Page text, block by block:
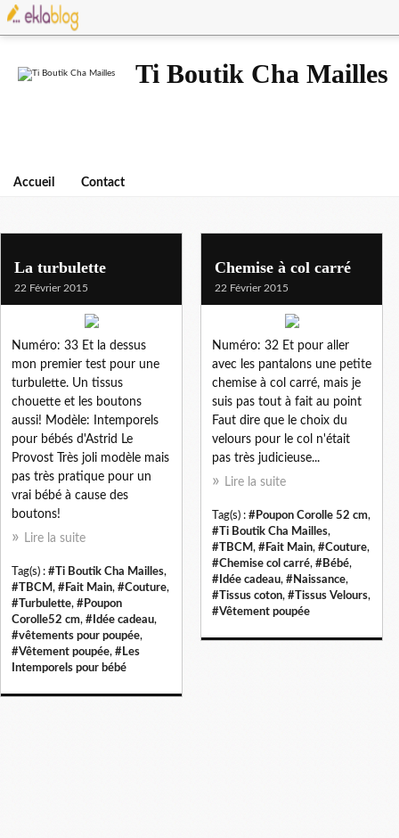
Ti Boutik Cha Mailles
Accueil Contact
La turbulette
22 Février 2015
Numéro: 33 Et la dessus
mon premier test pour une
turbulette. Un tissus
chouette et les boutons
aussi! Modèle: Intemporels
pour bébés d'Astrid Le
Provost Très joli modèle mais
pas très pratique pour un
vrai bébé à cause des
boutons!
Lire la suite
Tag(s) : #Ti Boutik Cha Mailles,
#TBCM, #Fait Main, #Couture,
#Turbulette, #Poupon
Corolle52 cm, #Idée cadeau,
#vêtements pour poupée,
#Vêtement poupée, #Les
Intemporels pour bébé
Chemise à col carré
22 Février 2015
Numéro: 32 Et pour aller
avec les pantalons une petite
chemise à col carré, mais je
suis pas tout à fait au point
Faut dire que le choix du
velours pour le col n'était
pas très judicieuse...
Lire la suite
Tag(s) : #Poupon Corolle 52 cm,
#Ti Boutik Cha Mailles,
#TBCM, #Fait Main, #Couture,
#Chemise col carré, #Bébé,
#Idée cadeau, #Naissance,
#Tissus coton, #Tissus Velours,
#Vêtement poupée